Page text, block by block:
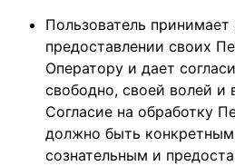
Пользователь
предоставлении своих
Оператору и дает
свободно, своей волей и
Согласие на обработку
должно быть
сознательным и